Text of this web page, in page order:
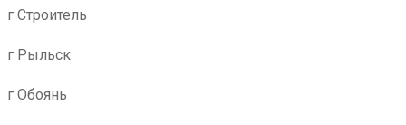
г Строитель
г Рыльск
г Обоянь